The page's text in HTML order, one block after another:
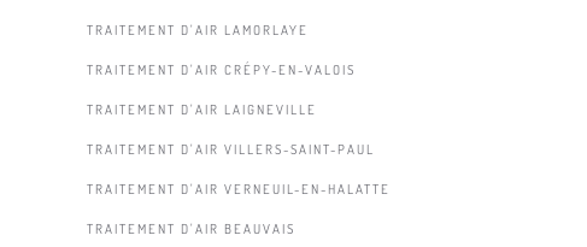
TRAITEMENT D'AIR LAMORLAYE
TRAITEMENT D'AIR CRÉPY-EN-VALOIS
TRAITEMENT D'AIR LAIGNEVILLE
TRAITEMENT D'AIR VILLERS-SAINT-PAUL
TRAITEMENT D'AIR VERNEUIL-EN-HALATTE
TRAITEMENT D'AIR BEAUVAIS